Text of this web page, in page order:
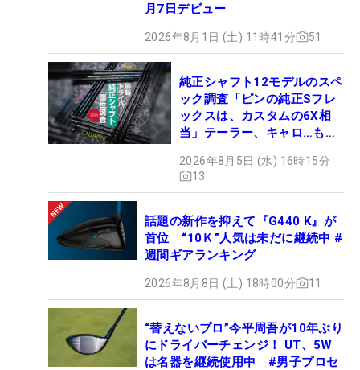
月7日デビュー
2026年8月1日 (土) 11時41分 51
純正シャフト12モデルのスペ
ック調査「ピンの純正Sフレ
ックスは、カスタムの6X相
当」テーラー、キャロ…もチ
2026年8月5日 (水) 16時15分
13
話題の新作を抑えて『G440 K』が
首位 “10Ｋ”人気は未だに継続中 #
週間ギアランキング
2026年8月8日 (土) 18時00分 11
“替えないプロ”今平周吾が10年ぶり
にドライバーチェンジ！ UT、5W
は名器を継続使用中 #男子プロセ